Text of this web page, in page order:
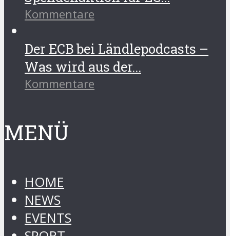
Kommentare
Der ECB bei Ländlepodcasts –
Was wird aus der...
Kommentare
MENÜ
HOME
NEWS
EVENTS